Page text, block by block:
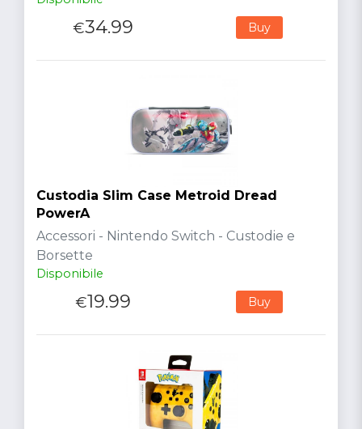
€34.99 Buy
Custodia Slim Case Metroid Dread
PowerA
Accessori - Nintendo Switch - Custodie e
Borsette
Disponibile
€19.99 Buy